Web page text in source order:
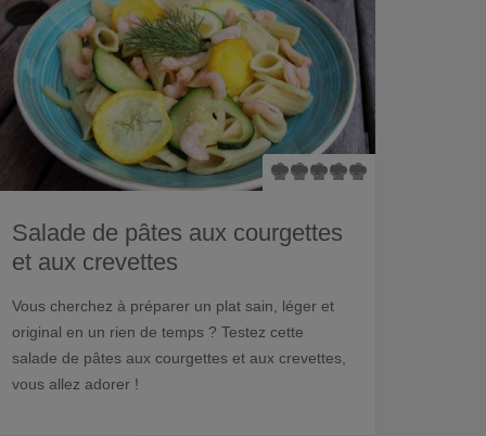
Salade de pâtes aux courgettes
et aux crevettes
Vous cherchez à préparer un plat sain, léger et
original en un rien de temps ? Testez cette
salade de pâtes aux courgettes et aux crevettes,
vous allez adorer !